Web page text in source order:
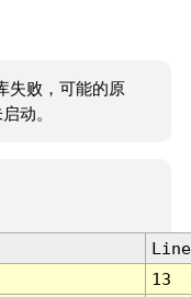
失败，可能的原
动。
Line
13